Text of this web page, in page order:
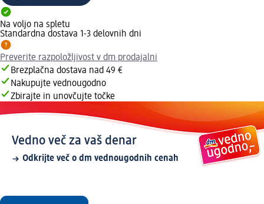
Na voljo na spletu
Standardna dostava 1-3 delovnih dni
Preverite razpoložljivost v dm prodajalni
Brezplačna dostava nad 49 €
Nakupujte vednougodno
Zbirajte in unovčujte točke
Vedno več za vaš denar
Odkrijte več o dm vednougodnih cenah